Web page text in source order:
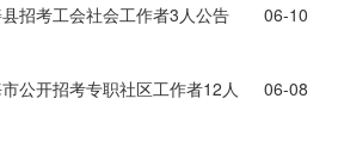
招考工会社会工作者3人公告
06-10
公开招考专职社区工作者12人
06-08